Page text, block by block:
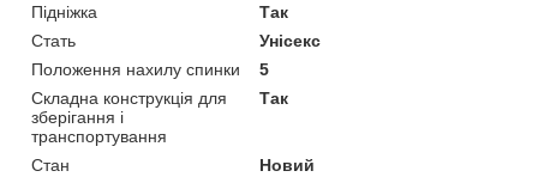
Підніжка
Так
Стать
Унісекс
Положення нахилу спинки
5
Складна конструкція для
зберігання і
транспортування
Так
Стан
Новий